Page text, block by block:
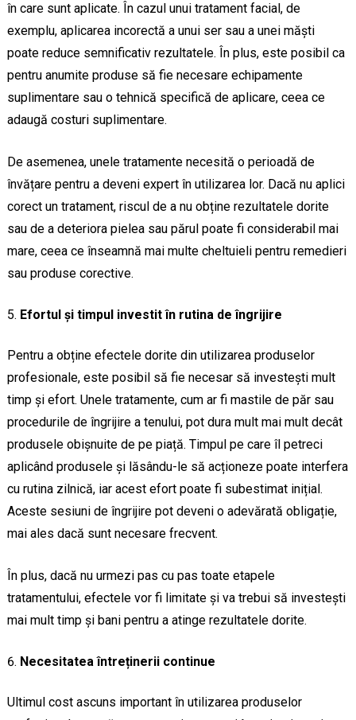
în care sunt aplicate. În cazul unui tratament facial, de
exemplu, aplicarea incorectă a unui ser sau a unei măști
poate reduce semnificativ rezultatele. În plus, este posibil ca
pentru anumite produse să fie necesare echipamente
suplimentare sau o tehnică specifică de aplicare, ceea ce
adaugă costuri suplimentare.
De asemenea, unele tratamente necesită o perioadă de
învățare pentru a deveni expert în utilizarea lor. Dacă nu aplici
corect un tratament, riscul de a nu obține rezultatele dorite
sau de a deteriora pielea sau părul poate fi considerabil mai
mare, ceea ce înseamnă mai multe cheltuieli pentru remedieri
sau produse corective.
Efortul și timpul investit în rutina de îngrijire
Pentru a obține efectele dorite din utilizarea produselor
profesionale, este posibil să fie necesar să investești mult
timp și efort. Unele tratamente, cum ar fi mastile de păr sau
procedurile de îngrijire a tenului, pot dura mult mai mult decât
produsele obișnuite de pe piață. Timpul pe care îl petreci
aplicând produsele și lăsându-le să acționeze poate interfera
cu rutina zilnică, iar acest efort poate fi subestimat inițial.
Aceste sesiuni de îngrijire pot deveni o adevărată obligație,
mai ales dacă sunt necesare frecvent.
În plus, dacă nu urmezi pas cu pas toate etapele
tratamentului, efectele vor fi limitate și va trebui să investești
mai mult timp și bani pentru a atinge rezultatele dorite.
Necesitatea întreținerii continue
Ultimul cost ascuns important în utilizarea produselor